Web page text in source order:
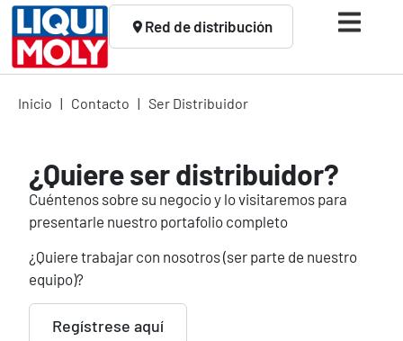
Red de distribución
Inicio | Contacto | Ser Distribuidor
¿Quiere ser distribuidor?
Cuéntenos sobre su negocio y lo visitaremos para
presentarle nuestro portafolio completo
¿Quiere trabajar con nosotros (ser parte de nuestro
equipo)?
Regístrese aquí